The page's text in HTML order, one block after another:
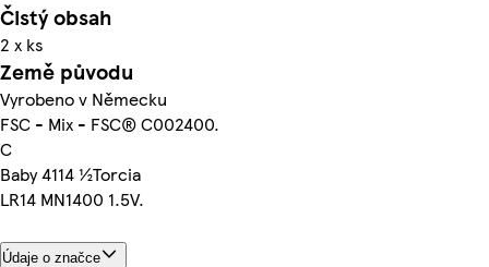
Čistý obsah
2 x ks
Země původu
Vyrobeno v Německu
FSC - Mix - FSC® C002400.
C
Baby 4114 ½Torcia
LR14 MN1400 1.5V.
Údaje o značce